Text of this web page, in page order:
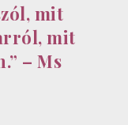
mit
mit
– Ms